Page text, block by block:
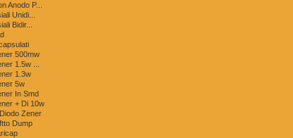
Anodo P...
Unidi...
Bidir...
500mw
1.5w ...
1.3w
5w
In Smd
+ Di 10w
Zener
Dump